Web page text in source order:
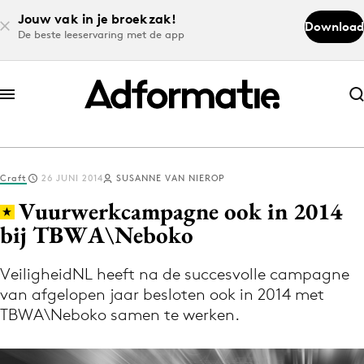
Jouw vak in je broekzak!
De beste leeservaring met de app
Download
Abonneer nu
Abonneer nu
Log in
Volg het laatste nieuws via de Adformatie
Nieuws app
Craft 26 JUNI 2014 SUSANNE VAN NIEROP
Vuurwerkcampagne ook in 2014
bij TBWA\Neboko
VeiligheidNL heeft na de succesvolle campagne
van afgelopen jaar besloten ook in 2014 met
TBWA\Neboko samen te werken.